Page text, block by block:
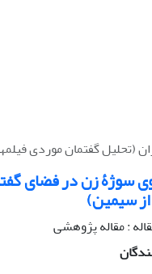
(تحلیل گفتمان موردی
سوژۀ زن در فضای
از سیمین)
: مقاله پژوهشی